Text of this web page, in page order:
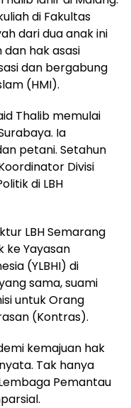
di Fakultas
dari dua anak ini
hak asasi
dan bergabung
(HMI).
Thalib memulai
Ia
petani. Setahun
Divisi
di LBH
LBH Semarang
ke Yayasan
(YLBHI) di
sama, suami
untuk Orang
(Kontras).
kemajuan hak
Tak hanya
Pemantau